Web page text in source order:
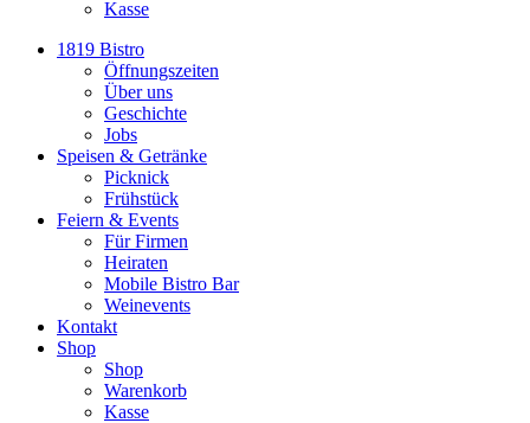
Kasse
1819 Bistro
Öffnungszeiten
Über uns
Geschichte
Jobs
Speisen & Getränke
Picknick
Frühstück
Feiern & Events
Für Firmen
Heiraten
Mobile Bistro Bar
Weinevents
Kontakt
Shop
Shop
Warenkorb
Kasse